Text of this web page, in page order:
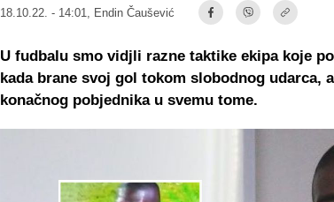
18.10.22. - 14:01, Endin Čaušević
U fudbalu smo vidjli razne taktike ekipa koje
kada brane svoj gol tokom slobodnog udarca,
konačnog pobjednika u svemu tome.